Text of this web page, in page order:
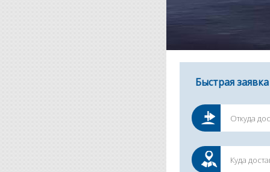
Быстрая заявка